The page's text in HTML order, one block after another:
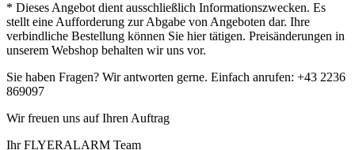
* Dieses Angebot dient ausschließlich Informationszwecken. Es
stellt eine Aufforderung zur Abgabe von Angeboten dar. Ihre
verbindliche Bestellung können Sie hier tätigen. Preisänderungen in
unserem Webshop behalten wir uns vor.
Sie haben Fragen? Wir antworten gerne. Einfach anrufen: +43 2236
869097
Wir freuen uns auf Ihren Auftrag
Ihr FLYERALARM Team